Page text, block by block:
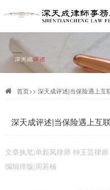
首页>> 深天成评述|当保险遇上互
深天成评述|当保险遇上互
文章执笔|单新凤律师 钟玉芸律师
编辑排版|周若楠